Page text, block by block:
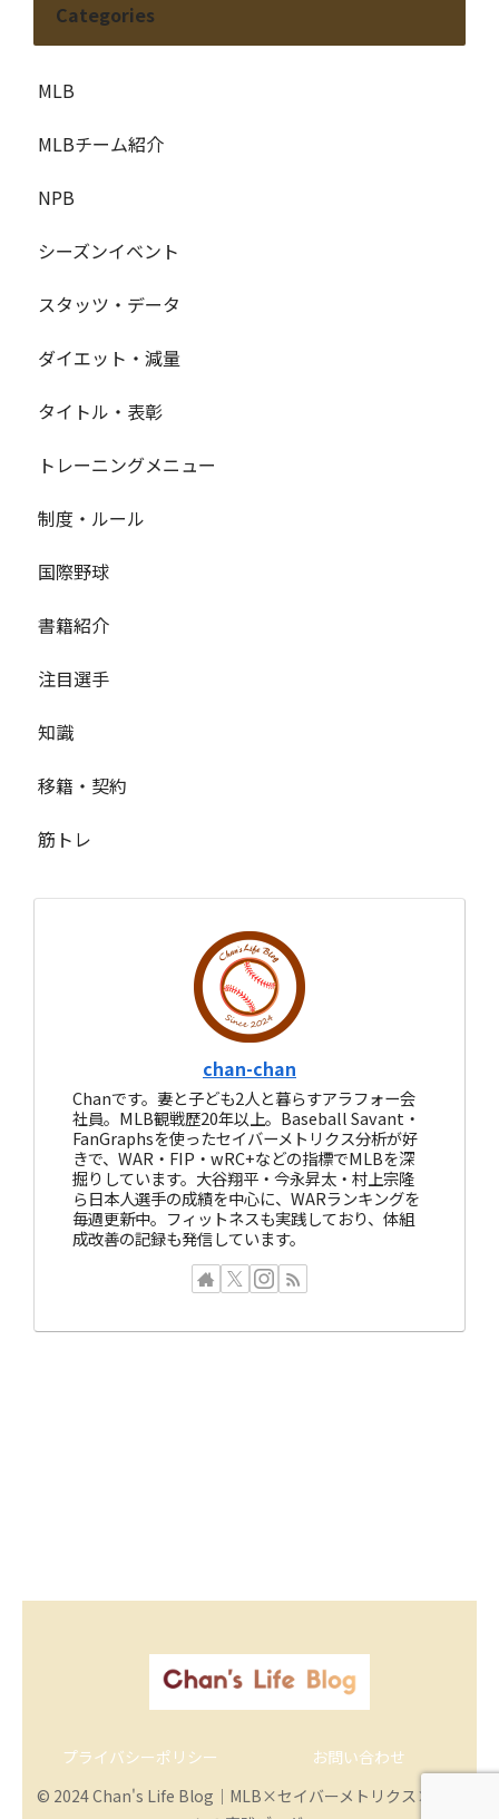
Categories
MLB
MLBチーム紹介
NPB
シーズンイベント
スタッツ・データ
ダイエット・減量
タイトル・表彰
トレーニングメニュー
制度・ルール
国際野球
書籍紹介
注目選手
知識
移籍・契約
筋トレ
chan-chan
Chanです。妻と子ども2人と暮らすアラフォー会
社員。MLB観戦歴20年以上。Baseball Savant・
FanGraphsを使ったセイバーメトリクス分析が好
きで、WAR・FIP・wRC+などの指標でMLBを深
掘りしています。大谷翔平・今永昇太・村上宗隆
ら日本人選手の成績を中心に、WARランキングを
毎週更新中。フィットネスも実践しており、体組
成改善の記録も発信しています。
プライバシーポリシー
お問い合わせ
© 2024 Chan's Life Blog｜MLB×セイバーメトリクス×筋ト